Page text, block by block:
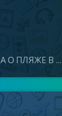
О ПЛЯЖЕ В ...